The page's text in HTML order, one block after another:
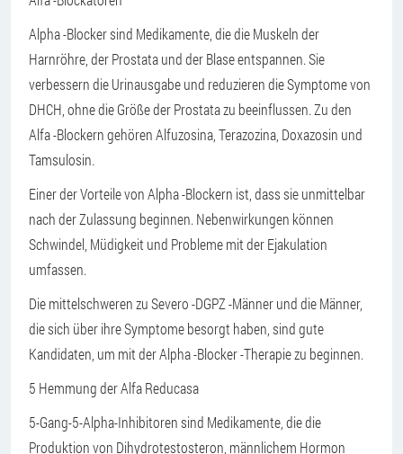
Alpha -Blocker sind Medikamente, die die Muskeln der
Harnröhre, der Prostata und der Blase entspannen. Sie
verbessern die Urinausgabe und reduzieren die Symptome von
DHCH, ohne die Größe der Prostata zu beeinflussen. Zu den
Alfa -Blockern gehören Alfuzosina, Terazozina, Doxazosin und
Tamsulosin.
Einer der Vorteile von Alpha -Blockern ist, dass sie unmittelbar
nach der Zulassung beginnen. Nebenwirkungen können
Schwindel, Müdigkeit und Probleme mit der Ejakulation
umfassen.
Die mittelschweren zu Severo -DGPZ -Männer und die Männer,
die sich über ihre Symptome besorgt haben, sind gute
Kandidaten, um mit der Alpha -Blocker -Therapie zu beginnen.
5 Hemmung der Alfa Reducasa
5-Gang-5-Alpha-Inhibitoren sind Medikamente, die die
Produktion von Dihydrotestosteron, männlichem Hormon